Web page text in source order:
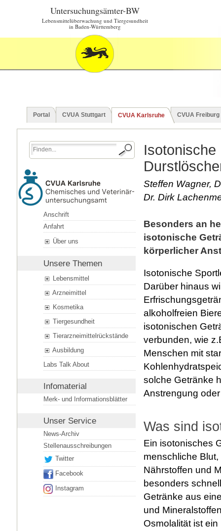
Untersuchungsämter-BW
Lebensmittelüberwachung und Tiergesundheit
in Baden-Württemberg
Portal CVUA Stuttgart CVUA Karlsruhe CVUA Freiburg
Anschrift
Anfahrt
Über uns
Unsere Themen
Lebensmittel
Arzneimittel
Kosmetika
Tiergesundheit
Tierarzneimittelrückstände
Ausbildung
Labs Talk About
Infomaterial
Merk- und Informationsblätter
Unser Service
News-Archiv
Stellenausschreibungen
Twitter
Facebook
Instagram
Steffen Wagner,
Dr. Dirk
Besonders an
isotonische
körperlicher
Isotonische
Darüber hinaus
alkoholfreien
isotonischen
verbunden, wie
Menschen mit
solche Getränke
Anstrengung
Was sind
Ein isotonisches
menschliche
Nährstoffen und
besonders
Getränke aus
und
Osmolalität ist